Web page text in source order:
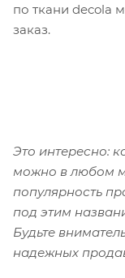
по ткани decola
заказ.
Это интересно:
можно в любом
популярность
под этим
Будьте
надежных